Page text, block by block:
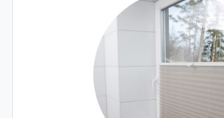
fönster/fria former på fönster.